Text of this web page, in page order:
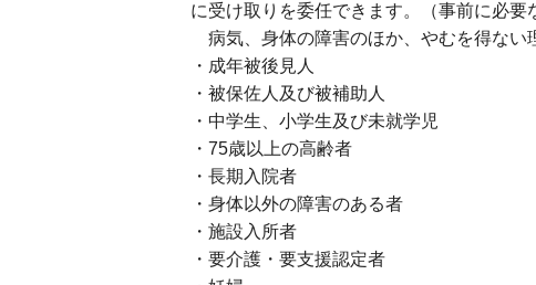
に受け取りを委任できます。（事前に必要
病気、身体の障害のほか、やむを得ない
・成年被後見人
・被保佐人及び被補助人
・中学生、小学生及び未就学児
・75歳以上の高齢者
・長期入院者
・身体以外の障害のある者
・施設入所者
・要介護・要支援認定者